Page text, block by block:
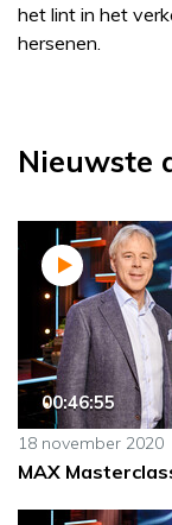
het lint in het
hersenen.
Nieuwste
00:46:55
18 november 2020
MAX